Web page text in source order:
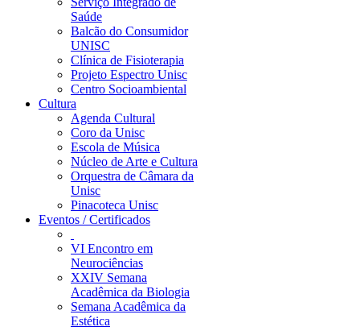
Saúde
Balcão do Consumidor
UNISC
Clínica de Fisioterapia
Projeto Espectro Unisc
Centro Socioambiental
Cultura
Agenda Cultural
Coro da Unisc
Escola de Música
Núcleo de Arte e Cultura
Orquestra de Câmara da
Unisc
Pinacoteca Unisc
Eventos / Certificados
VI Encontro em
Neurociências
XXIV Semana
Acadêmica da Biologia
Semana Acadêmica da
Estética